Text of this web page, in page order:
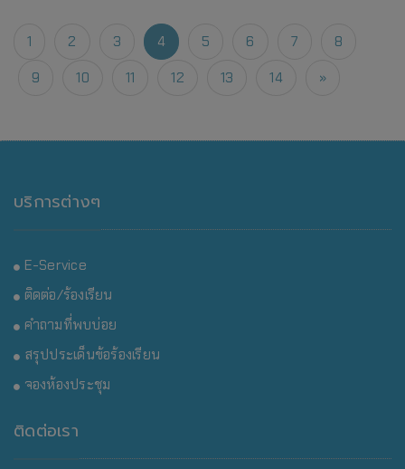
1 2 3 4 5 6 7
8
9
10 11 12 13 14 »
บริการต่างๆ
E-Service
ติดต่อ/ร้องเรียน
คำถามที่พบบ่อย
สรุปประเด็นข้อร้องเรียน
จองห้องประชุม
ติดต่อเรา